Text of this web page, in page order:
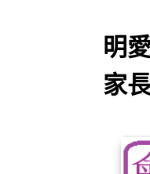
明
家